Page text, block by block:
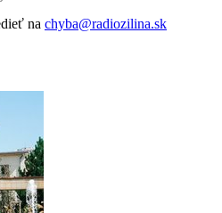
na chyba@radiozilina.sk